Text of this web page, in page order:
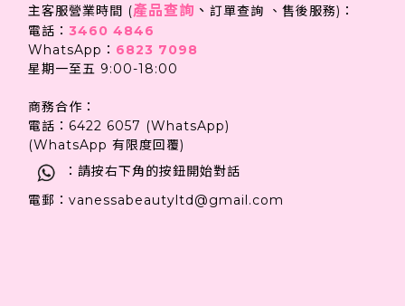
主客服營業時間 (產品查詢 、 訂單查詢 、售後服務)：
電話： 3460 4846
WhatsApp： 6823 7098
星期一至五 9:00-18:00
商務合作：
電話：6422 6057 (WhatsApp)
(WhatsApp 有限度回覆)
：請按右下角的按鈕開始對話
電郵：vanessabeautyltd@gmail.com